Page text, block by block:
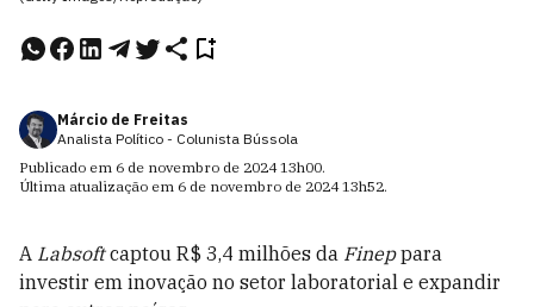
Márcio de Freitas
Analista Político - Colunista Bússola
Publicado em 6 de novembro de 2024 13h00.
Última atualização em 6 de novembro de 2024 13h52.
A Labsoftcaptou R$ 3,4 milhões da Fineppara
investir em inovação no setor laboratorial e expandir